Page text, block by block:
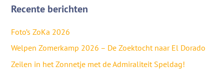
Recente berichten
Foto’s ZoKa 2026
Welpen Zomerkamp 2026 – De Zoektocht naar El Dorado
Zeilen in het Zonnetje met de Admiraliteit Speldag!